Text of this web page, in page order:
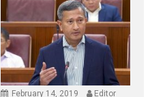
February 14, 2019
Editor